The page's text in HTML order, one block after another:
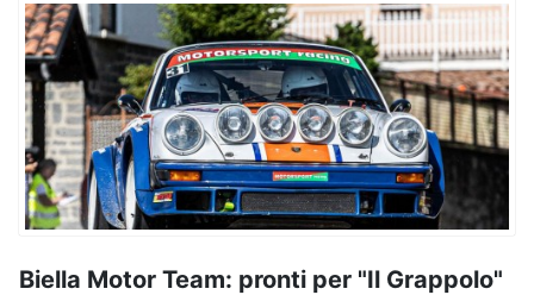
Biella Motor Team: pronti per "Il Grappolo"